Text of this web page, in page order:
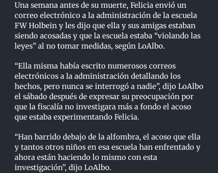
Una semana antes de su muerte, Felicia envió un
correo electrónico a la administración de la escuela
FW Holbein y les dijo que ella y sus amigas estaban
siendo acosadas y que la escuela estaba “violando las
leyes” al no tomar medidas, según LoAlbo.
“Ella misma había escrito numerosos correos
electrónicos a la administración detallando los
hechos, pero nunca se interrogó a nadie”, dijo LoAlbo
el sábado después de expresar su preocupación por
que la fiscalía no investigara más a fondo el acoso
que estaba experimentando Felicia.
“Han barrido debajo de la alfombra, el acoso que ella
y tantos otros niños en esa escuela han enfrentado y
ahora están haciendo lo mismo con esta
investigación”, dijo LoAlbo.